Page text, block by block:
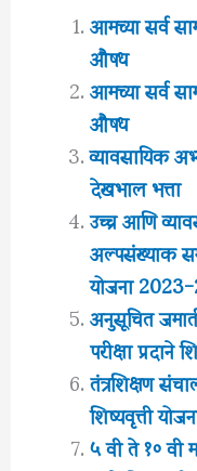
आमच्या सर्व
औषध
आमच्या सर्व
औषध
व्यावसायिक
देखभाल भत्ता
उच्च आणि
अल्पसंख्याक
योजना
अनुसूचित
परीक्षा प्रदाने
तंत्रशिक्षण
शिष्यवृत्ती
५ वी ते १० वी